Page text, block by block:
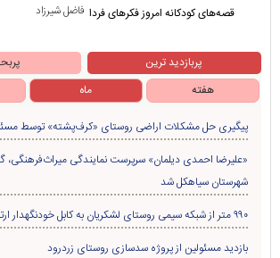
فاضل شیرزاد قصه‌های کودکانه امروز فکرهای فردا
پربازدید ترین
هفته
ماه
پیگیری حل مشکلات اراضی روستای «کرف‌پشته» توسط
«علیرضا احمدی دیلمان» سرپرست نمایندگی
شهرستان سیاهکل شد
۹۹۰ متر از شبکه سیمی روستای لشکریان به کابل خودنگهدار ارتقاء یافت
بازدید مسئولین از پروژه سدسازی روستای زردرود